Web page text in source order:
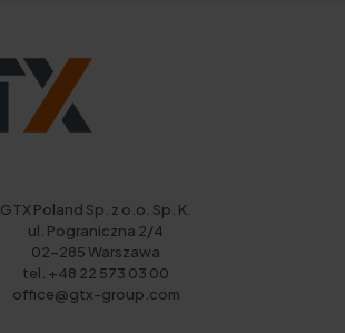
GTX Poland Sp. z o.o. Sp. K.
ul. Pograniczna 2/4
02-285 Warszawa
tel. +48 22 573 03 00
office@gtx-group.com